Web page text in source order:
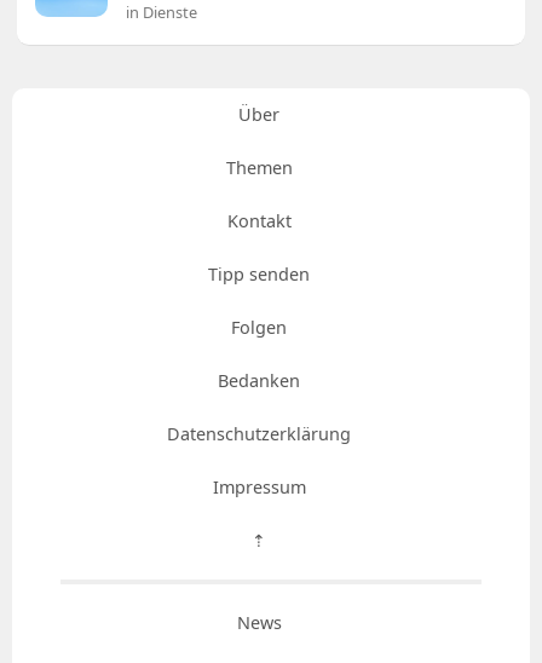
in Dienste
Über
Themen
Kontakt
Tipp senden
Folgen
Bedanken
Datenschutzerklärung
Impressum
⇡
News